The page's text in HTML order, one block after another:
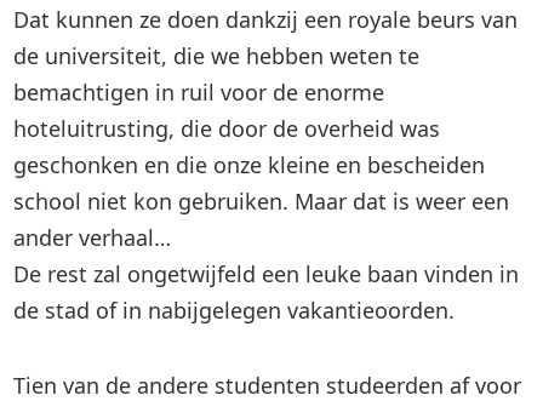
Dat kunnen ze doen dankzij een royale beurs van
de universiteit, die we hebben weten te
bemachtigen in ruil voor de enorme
hoteluitrusting, die door de overheid was
geschonken en die onze kleine en bescheiden
school niet kon gebruiken. Maar dat is weer een
ander verhaal…
De rest zal ongetwijfeld een leuke baan vinden in
de stad of in nabijgelegen vakantieoorden.
Tien van de andere studenten studeerden af ​​voor